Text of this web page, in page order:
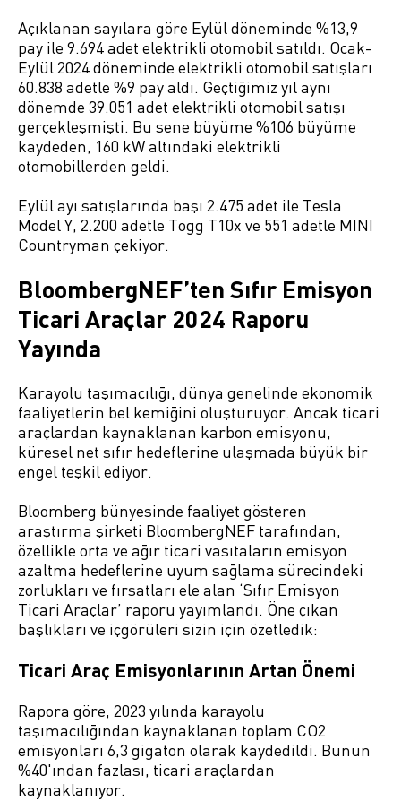
Açıklanan sayılara göre Eylül döneminde %13,9
pay ile 9.694 adet elektrikli otomobil satıldı. Ocak-
Eylül 2024 döneminde elektrikli otomobil satışları
60.838 adetle %9 pay aldı. Geçtiğimiz yıl aynı
dönemde 39.051 adet elektrikli otomobil satışı
gerçekleşmişti. Bu sene büyüme %106 büyüme
kaydeden, 160 kW altındaki elektrikli
otomobillerden geldi.
Eylül ayı satışlarında başı 2.475 adet ile Tesla
Model Y, 2.200 adetle Togg T10x ve 551 adetle MINI
Countryman çekiyor.
BloombergNEF’ten Sıfır Emisyon
Ticari Araçlar 2024 Raporu
Yayında
Karayolu taşımacılığı, dünya genelinde ekonomik
faaliyetlerin bel kemiğini oluşturuyor. Ancak ticari
araçlardan kaynaklanan karbon emisyonu,
küresel net sıfır hedeflerine ulaşmada büyük bir
engel teşkil ediyor.
Bloomberg bünyesinde faaliyet gösteren
araştırma şirketi BloombergNEF tarafından,
özellikle orta ve ağır ticari vasıtaların emisyon
azaltma hedeflerine uyum sağlama sürecindeki
zorlukları ve fırsatları ele alan ‘Sıfır Emisyon
Ticari Araçlar’ raporu yayımlandı. Öne çıkan
başlıkları ve içgörüleri sizin için özetledik:
Ticari Araç Emisyonlarının Artan Önemi
Rapora göre, 2023 yılında karayolu
taşımacılığından kaynaklanan toplam CO2
emisyonları 6,3 gigaton olarak kaydedildi. Bunun
%40'ından fazlası, ticari araçlardan
kaynaklanıyor.